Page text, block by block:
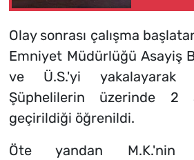
Olay sonrası çalışma
Emniyet Müdürlüğü Asayiş
ve Ü.S.'yi yakalayarak
Şüphelilerin üzerinde
geçirildiği öğrenildi.
Öte yandan M.K.'nin